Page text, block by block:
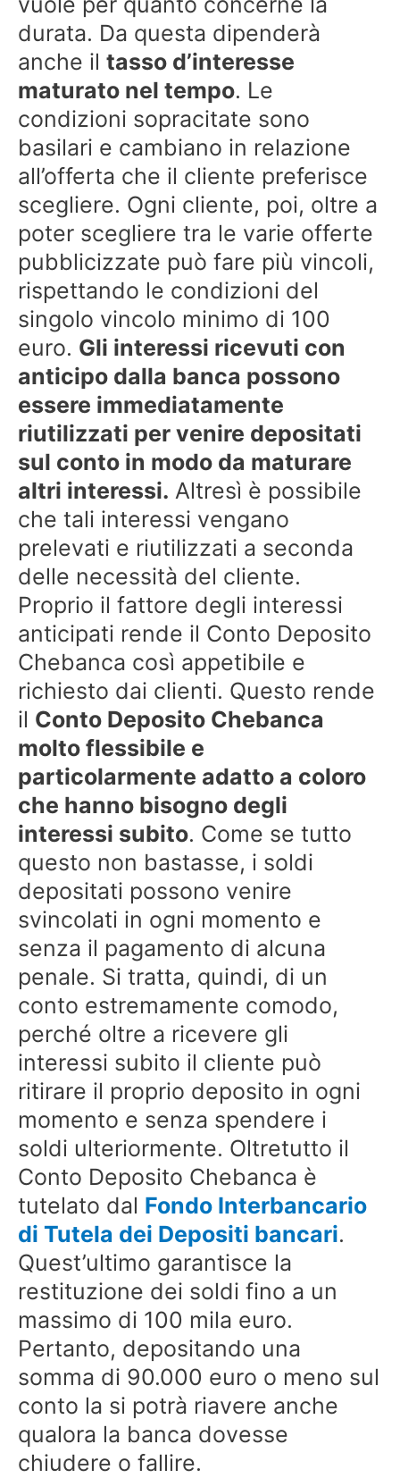
durata. Da questa dipenderà
anche il tasso d’interesse
maturato nel tempo. Le
condizioni sopracitate sono
basilari e cambiano in relazione
all’offerta che il cliente preferisce
scegliere. Ogni cliente, poi, oltre a
poter scegliere tra le varie offerte
pubblicizzate può fare più vincoli,
rispettando le condizioni del
singolo vincolo minimo di 100
euro. Gli interessi ricevuti con
anticipo dalla banca possono
essere immediatamente
riutilizzati per venire depositati
sul conto in modo da maturare
altri interessi. Altresì è possibile
che tali interessi vengano
prelevati e riutilizzati a seconda
delle necessità del cliente.
Proprio il fattore degli interessi
anticipati rende il Conto Deposito
Chebanca così appetibile e
richiesto dai clienti. Questo rende
il Conto Deposito Chebanca
molto flessibile e
particolarmente adatto a coloro
che hanno bisogno degli
interessi subito. Come se tutto
questo non bastasse, i soldi
depositati possono venire
svincolati in ogni momento e
senza il pagamento di alcuna
penale. Si tratta, quindi, di un
conto estremamente comodo,
perché oltre a ricevere gli
interessi subito il cliente può
ritirare il proprio deposito in ogni
momento e senza spendere i
soldi ulteriormente. Oltretutto il
Conto Deposito Chebanca è
tutelato dal Fondo Interbancario
di Tutela dei Depositi bancari.
Quest’ultimo garantisce la
restituzione dei soldi fino a un
massimo di 100 mila euro.
Pertanto, depositando una
somma di 90.000 euro o meno sul
conto la si potrà riavere anche
qualora la banca dovesse
chiudere o fallire.